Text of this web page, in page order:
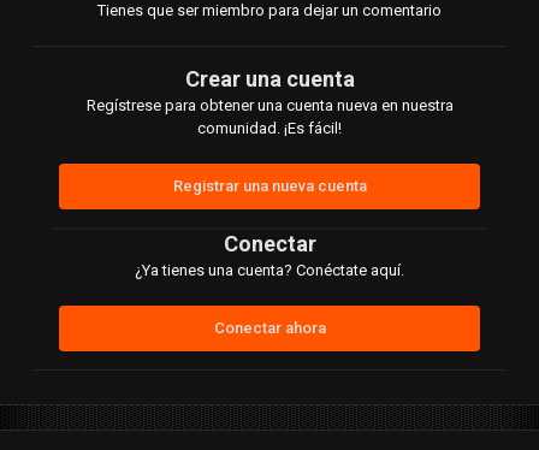
Tienes que ser miembro para dejar un comentario
Crear una cuenta
Regístrese para obtener una cuenta nueva en nuestra
comunidad. ¡Es fácil!
Registrar una nueva cuenta
Conectar
¿Ya tienes una cuenta? Conéctate aquí.
Conectar ahora